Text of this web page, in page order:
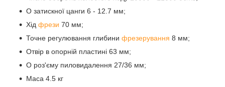
O затискної цанги 6 - 12.7 мм;
Хід фрези 70 мм;
Точне регулювання глибини фрезерування 8 мм;
Отвір в опорній пластині 63 мм;
O роз'єму пиловидалення 27/36 мм;
Маса 4.5 кг